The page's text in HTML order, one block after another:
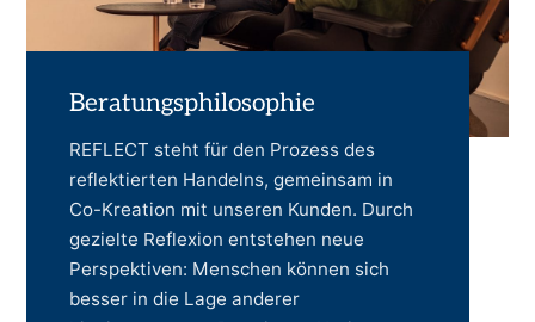
Beratungsphilosophie
REFLECT steht für den Prozess des
reflektierten Handelns, gemeinsam in
Co-Kreation mit unseren Kunden. Durch
gezielte Reflexion entstehen neue
Perspektiven: Menschen können sich
besser in die Lage anderer